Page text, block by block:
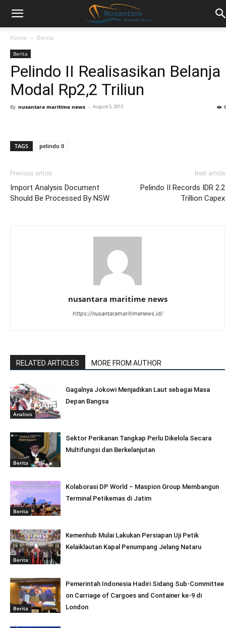
Home Berita
Berita
Pelindo II Realisasikan Belanja
Modal Rp2,2 Triliun
By nusantara maritime news - August 5, 2015
TAGS pelindo II
Previous article
Import Analysis Document
Should Be Processed By NSW
Next article
Pelindo II Records IDR 2.2
Trillion Capex
nusantara maritime news
https://nusantaramaritimenews.id/
RELATED ARTICLES MORE FROM AUTHOR
Analisis
Gagalnya Jokowi Menjadikan Laut sebagai Masa
Depan Bangsa
Berita
Sektor Perikanan Tangkap Perlu Dikelola Secara
Multifungsi dan Berkelanjutan
Berita
Kolaborasi DP World – Maspion Group Membangun
Terminal Petikemas di Jatim
Berita
Kemenhub Mulai Lakukan Persiapan Uji Petik
Kelaiklautan Kapal Penumpang Jelang Nataru
Berita
Pemerintah Indonesia Hadiri Sidang Sub-Committee
on Carriage of Cargoes and Container ke-9 di
London